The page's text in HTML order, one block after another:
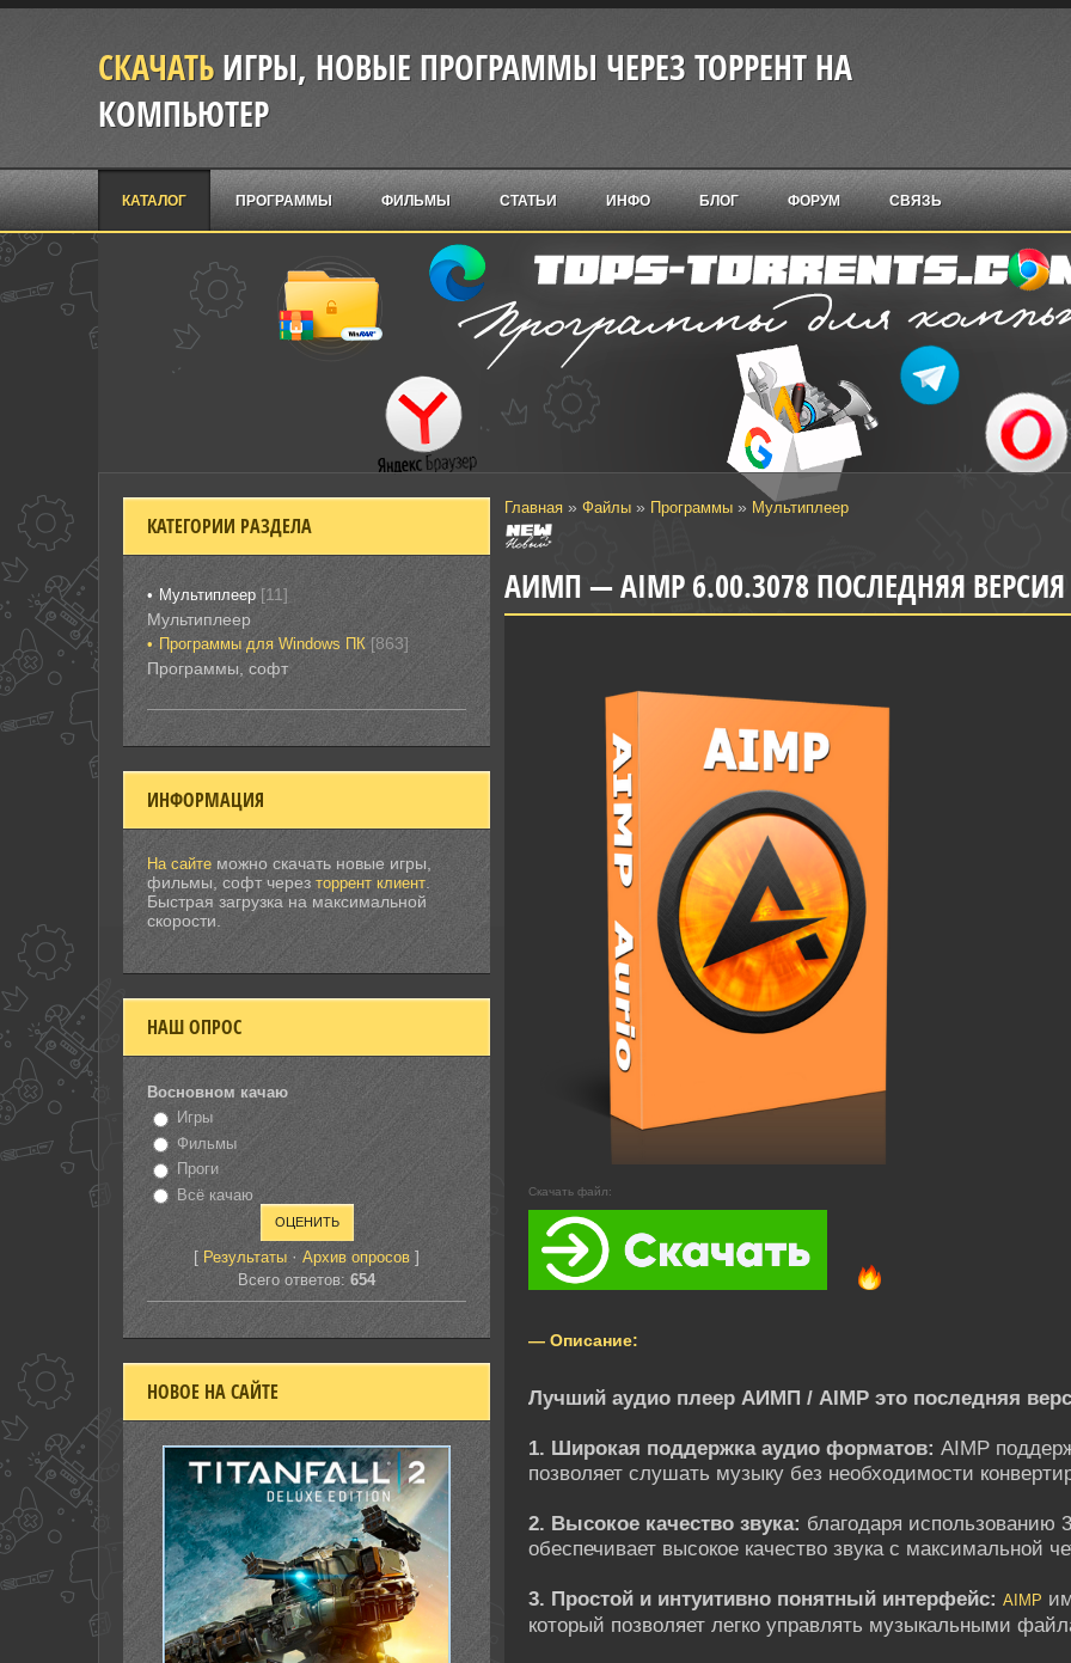
СКАЧАТЬИГРЫ, НОВЫЕ ПРОГРАММЫ ЧЕРЕЗ ТОРРЕНТ НА
КОМПЬЮТЕР
КАТАЛОГ ПРОГРАММЫ ФИЛЬМЫ СТАТЬИ ИНФО БЛОГ ФОРУМ СВЯЗЬ
Главная» Файлы» Программы» Мультиплеер
АИМП — AIMP 6.00.3078 ПОСЛЕДНЯЯ ВЕРСИЯ
Скачать файл:
— Описание:
Лучший аудио плеер АИМП / AIMP это последняя
1. Широкая поддержка аудио форматов: AIMP
позволяет слушать музыку без необходимости
2. Высокое качество звука: благодаря использованию
обеспечивает высокое качество звука с максимальной
3. Простой и интуитивно понятный интерфейс: AIMP
который позволяет легко управлять музыкальными
КАТЕГОРИИ РАЗДЕЛА
Мультиплеер [11]
Мультиплеер
Программы для Windows ПК [863]
Программы, софт
ИНФОРМАЦИЯ
На сайте можно скачать новые игры,
фильмы, софт через торрент клиент
Быстрая загрузка на максимальной
скорости.
НАШ ОПРОС
Восновном качаю
Игры
Фильмы
Проги
Всё качаю
[ Результаты·Архив опросов ]
Всего ответов:654
НОВОЕ НА САЙТЕ